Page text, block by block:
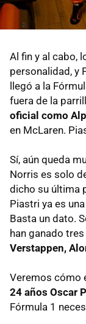
Al fin y al cabo,
personalidad, y
llegó a la
fuera de la
oficial como
en McLaren.
Sí, aún queda
Norris es solo
dicho su última
Piastri ya es
Basta un dato.
han ganado
Verstappen,
Veremos cómo
24 años Oscar
Fórmula 1